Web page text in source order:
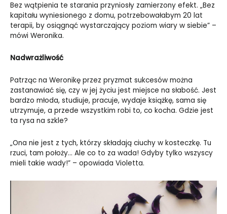
Bez wątpienia te starania przyniosły zamierzony efekt. „Bez
kapitału wyniesionego z domu, potrzebowałabym 20 lat
terapii, by osiągnąć wystarczający poziom wiary w siebie” –
mówi Weronika.
Nadwrażliwość
Patrząc na Weronikę przez pryzmat sukcesów można
zastanawiać się, czy w jej życiu jest miejsce na słabość. Jest
bardzo młoda, studiuje, pracuje, wydaje książkę, sama się
utrzymuje, a przede wszystkim robi to, co kocha. Gdzie jest
ta rysa na szkle?
„Ona nie jest z tych, którzy składają ciuchy w kosteczkę. Tu
rzuci, tam położy… Ale co to za wada! Gdyby tylko wszyscy
mieli takie wady!” – opowiada Violetta.